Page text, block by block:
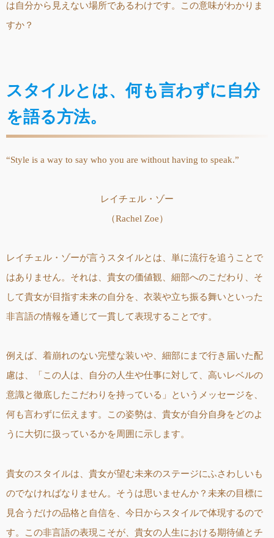
は自分から見えない場所であるわけです。この意味がわかりま
すか？
スタイルとは、何も言わずに自分
を語る方法。
“Style is a way to say who you are without having to speak.”
レイチェル・ゾー
（Rachel Zoe）
レイチェル・ゾーが言うスタイルとは、単に流行を追うことで
はありません。それは、貴女の価値観、細部へのこだわり、そ
して貴女が目指す未来の自分を、衣装や立ち振る舞いといった
非言語の情報を通じて一貫して表現することです。
例えば、着崩れのない完璧な装いや、細部にまで行き届いた配
慮は、「この人は、自分の人生や仕事に対して、高いレベルの
意識と徹底したこだわりを持っている」というメッセージを、
何も言わずに伝えます。この姿勢は、貴女が自分自身をどのよ
うに大切に扱っているかを周囲に示します。
貴女のスタイルは、貴女が望む未来のステージにふさわしいも
のでなければなりません。そうは思いませんか？未来の目標に
見合うだけの品格と自信を、今日からスタイルで体現するので
す。この非言語の表現こそが、貴女の人生における期待値とチ